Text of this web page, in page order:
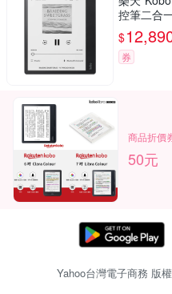
控筆二合
$
券
商品折價
50元
Yahoo台灣電子商務 版